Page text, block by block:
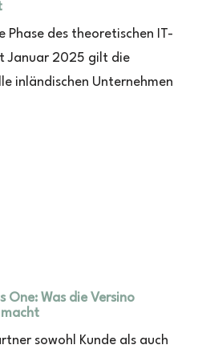
Phase des theoretischen IT-
Januar 2025 gilt die
inländischen Unternehmen
One: Was die Versino
macht
sowohl Kunde als auch